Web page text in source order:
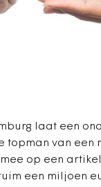
laat een
topman van een
op een
een miljoen